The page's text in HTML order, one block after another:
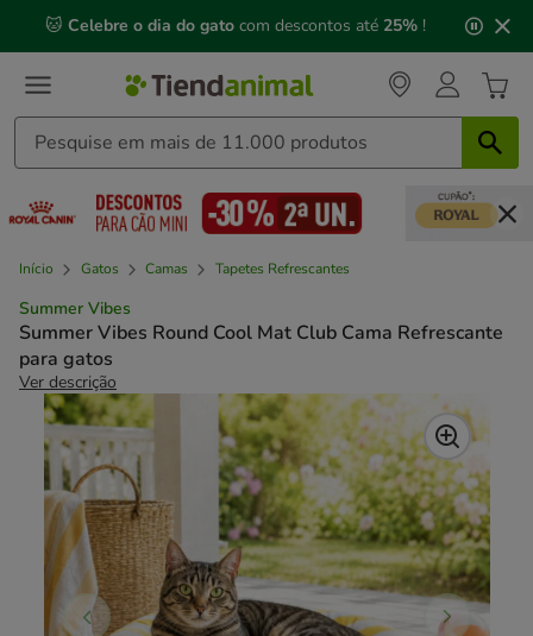
mensagem,
🐱 Celebre o dia do gato com descontos até 25% !
Início Gatos Camas Tapetes Refrescantes
Summer Vibes
Summer Vibes Round Cool Mat Club Cama Refrescante
para gatos
Ver descrição